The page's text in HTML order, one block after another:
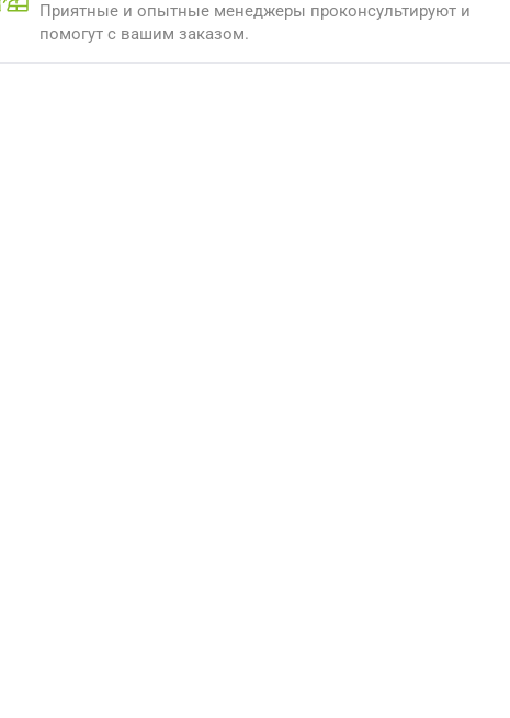
Приятные и опытные менеджеры проконсультируют и
помогут с вашим заказом.